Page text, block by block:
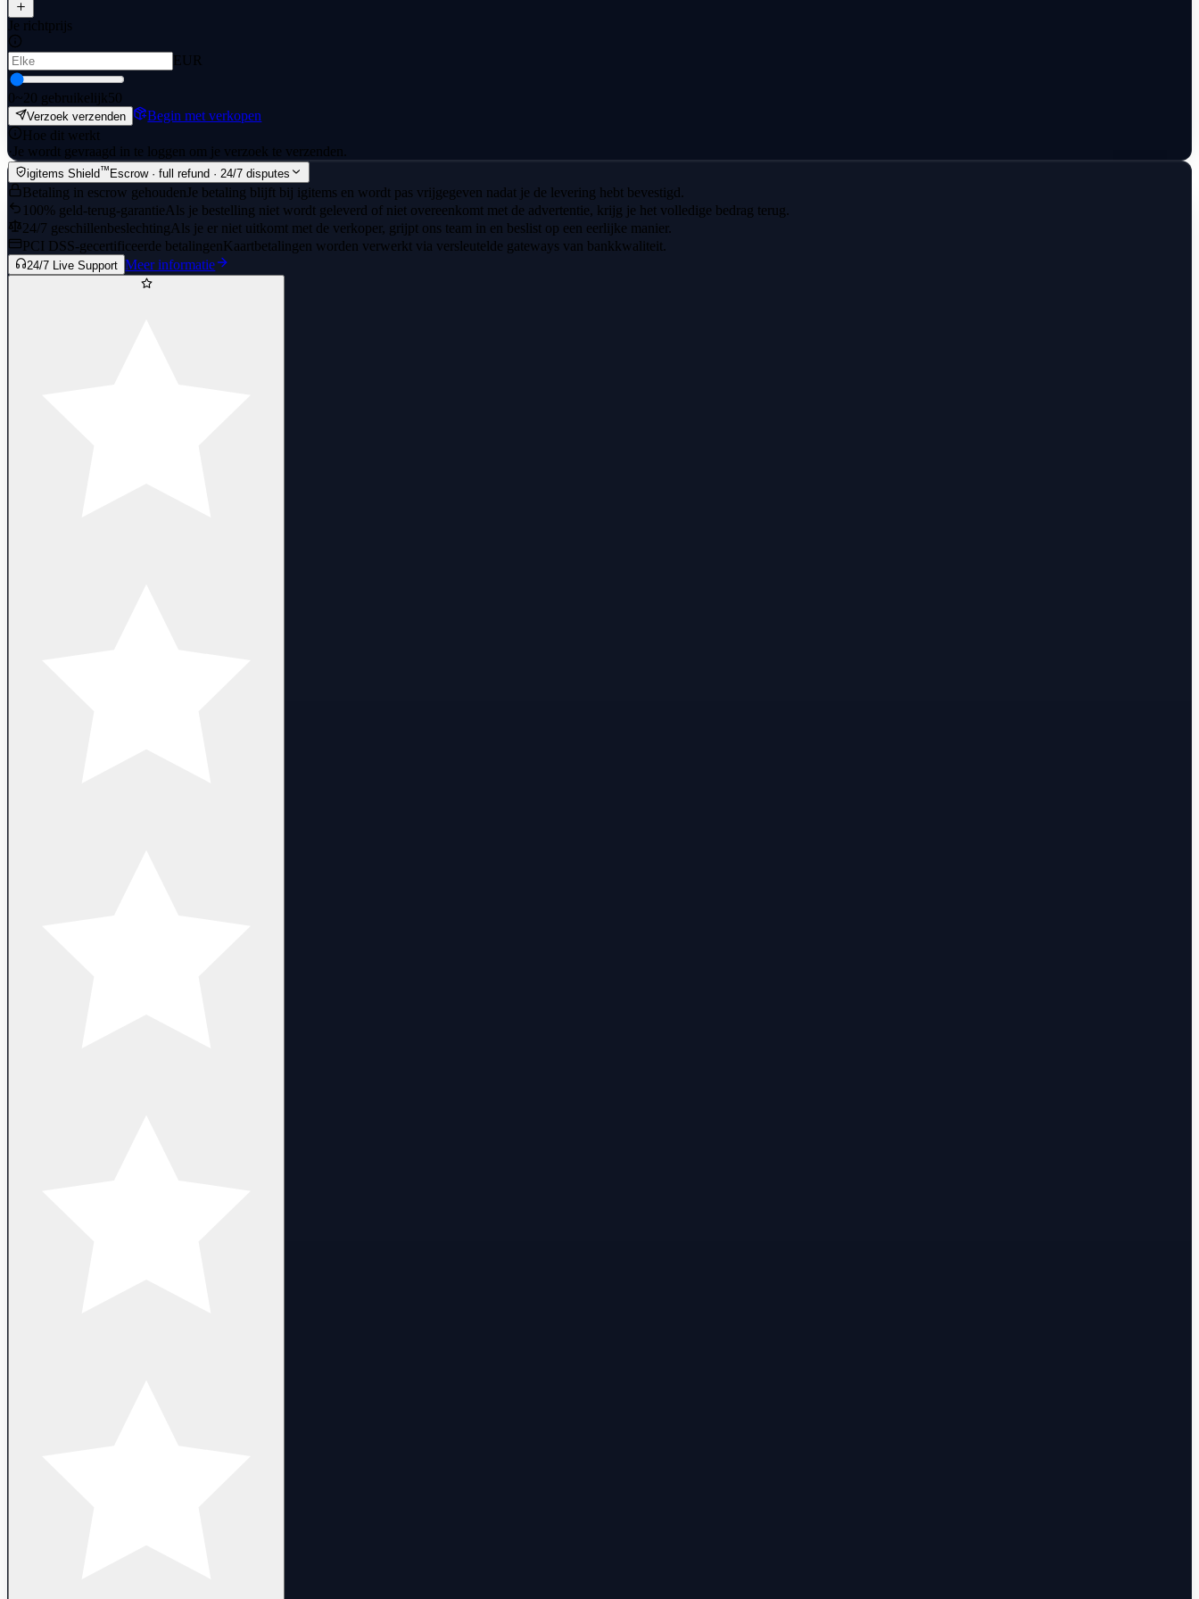
Je richtprijs
EUR
0~20 gebruikelijk 50
Verzoek verzenden
Begin met verkopen
Hoe dit werkt
· Je wordt gevraagd in te loggen om je verzoek te verzenden.
igitems Shield™ Escrow · full refund · 24/7 disputes
Betaling in escrow gehoudenJe betaling blijft bij igitems en wordt pas vrijgegeven nadat je de levering hebt bevestigd.
100% geld-terug-garantieAls je bestelling niet wordt geleverd of niet overeenkomt met de advertentie, krijg je het volledige bedrag terug.
24/7 geschillenbeslechtingAls je er niet uitkomt met de verkoper, grijpt ons team in en beslist op een eerlijke manier.
PCI DSS-gecertificeerde betalingen Kaartbetalingen worden verwerkt via versleutelde gateways van bankkwaliteit.
24/7 Live Support Meer informatie